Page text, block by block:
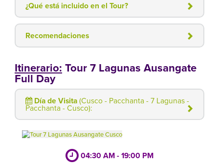
¿Qué está incluido en el Tour?
Recomendaciones
Itinerario: Tour 7 Lagunas Ausangate
Full Day
Día de Visita(Cusco - Pacchanta - 7 Lagunas -
Pacchanta - Cusco):
04:30 AM - 19:00 PM